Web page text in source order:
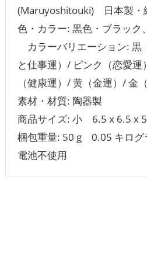
(Maruyoshitouki) 日本製・
色・カラー: 黒色・ブラック
カラーバリエーション: 黒
と仕事運）/ ピンク（恋愛運
（健康運）/ 黄（金運）/ 金（
素材・材質: 陶器製
商品サイズ: 小 ‎6.5 x 6.5 x
梱包重量: ‎50 g 0.05 キログ
電池不使用